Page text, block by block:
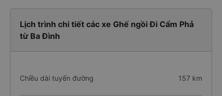
Lịch trình chi tiết các xe Ghế ngồi Đi Cẩm Phả
từ Ba Đình
Chiều dài tuyến đường 157 km